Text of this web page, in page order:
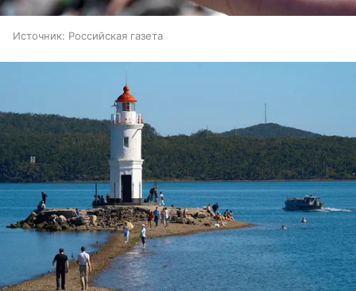
Источник: Российская газета